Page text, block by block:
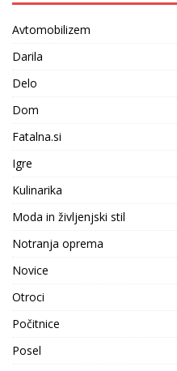
Avtomobilizem
Darila
Delo
Dom
Fatalna.si
Igre
Kulinarika
Moda in življenjski stil
Notranja oprema
Novice
Otroci
Počitnice
Posel